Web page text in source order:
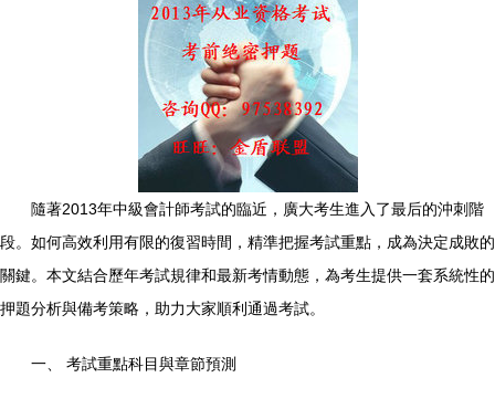
隨著2013年中級會計師考試的臨近，廣大考生進入了最后的沖刺階
段。如何高效利用有限的復習時間，精準把握考試重點，成為決定成敗的
關鍵。本文結合歷年考試規律和最新考情動態，為考生提供一套系統性的
押題分析與備考策略，助力大家順利通過考試。
一、 考試重點科目與章節預測